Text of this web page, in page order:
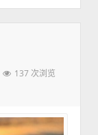
137 次浏览